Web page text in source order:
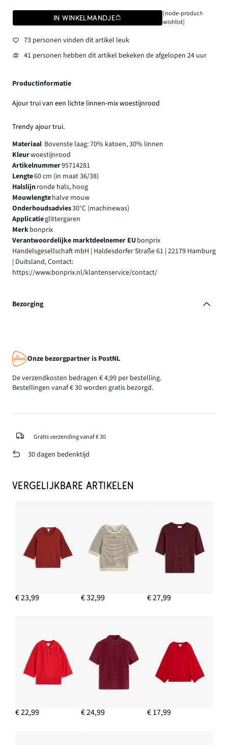
IN WINKELMANDJE
[node-product-
wishlist]
73 personen vinden dit artikel leuk
41 personen hebben dit artikel bekeken de afgelopen 24 uur
Productinformatie
Ajour trui van een lichte linnen-mix woestijnrood
Trendy ajour trui.
Materiaal Bovenste laag: 70% katoen, 30% linnen
Kleurwoestijnrood
Artikelnummer95714281
Lengte60 cm (in maat 36/38)
Halslijnronde hals, hoog
Mouwlengtehalve mouw
Onderhoudsadvies30°C (machinewas)
Applicatieglittergaren
Merkbonprix
Verantwoordelijke marktdeelnemer EUbonprix
Handelsgesellschaft mbH | Haldesdorfer Straße 61 | 22179 Hamburg
| Duitsland, Contact:
https://www.bonprix.nl/klantenservice/contact/
Bezorging
Onze bezorgpartner is PostNL
De verzendkosten bedragen € 4,99 per bestelling.
Bestellingen vanaf € 30 worden gratis bezorgd.
Gratis verzending vanaf € 30
30 dagen bedenktijd
VERGELIJKBARE ARTIKELEN
€ 23,99 € 32,99 € 27,99
€ 22,99 € 24,99 € 17,99